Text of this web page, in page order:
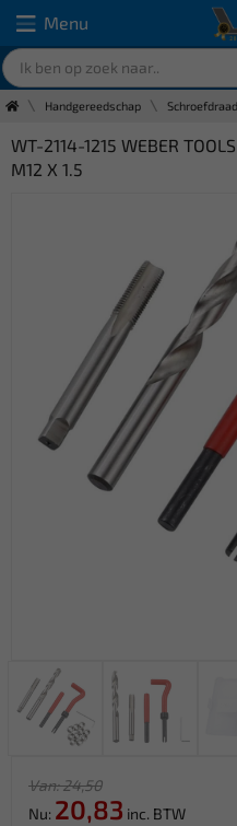
Menu
Handgereedschap
WT-2114-1215 WEBER
M12 X 1.5
Van: 24,50
Nu: 20,83 inc. BTW